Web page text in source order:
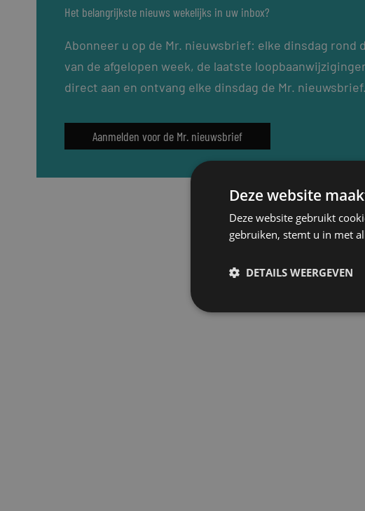
Het belangrijkste nieuws wekelijks in uw inbox?
Abonneer u op de Mr. nieuwsbrief: elke dinsdag rond
van de afgelopen week, de laatste
direct aan en ontvang elke dinsdag de Mr. nieuwsbrief.
Aanmelden voor de Mr. nieuwsbrief
Deze website
Deze website gebruikt
gebruiken, stemt u in met
DETAILS WEERGEVEN